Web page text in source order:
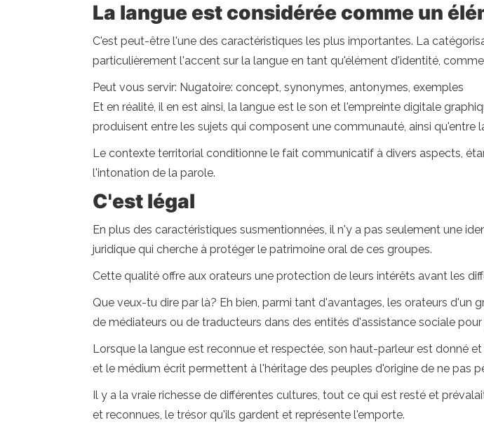
La langue est considérée comme un
C'est peut-être l'une des caractéristiques les plus importantes. La
particulièrement l'accent sur la langue en tant qu'élément d'identité,
Peut vous servir: Nugatoire: concept, synonymes, antonymes, exemples
Et en réalité, il en est ainsi, la langue est le son et l'empreinte digitale
produisent entre les sujets qui composent une communauté, ainsi
Le contexte territorial conditionne le fait communicatif à divers aspects,
l'intonation de la parole.
C'est légal
En plus des caractéristiques susmentionnées, il n'y a pas seulement une
juridique qui cherche à protéger le patrimoine oral de ces groupes.
Cette qualité offre aux orateurs une protection de leurs intérêts avant les
Que veux-tu dire par là? Eh bien, parmi tant d'avantages, les orateurs
de médiateurs ou de traducteurs dans des entités d'assistance sociale
Lorsque la langue est reconnue et respectée, son haut-parleur est donné
et le médium écrit permettent à l'héritage des peuples d'origine de ne pas
Il y a la vraie richesse de différentes cultures, tout ce qui est resté et
et reconnues, le trésor qu'ils gardent et représente l'emporte.